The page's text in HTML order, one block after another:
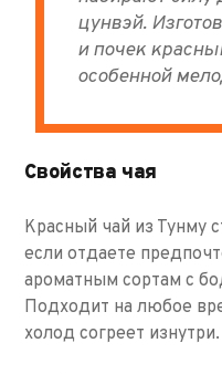
цунвэй.
и почек
особенной
Свойства чая
Красный чай из Тунму
если отдаете
ароматным сортам с
Подходит на любое
холод согреет изнутри.